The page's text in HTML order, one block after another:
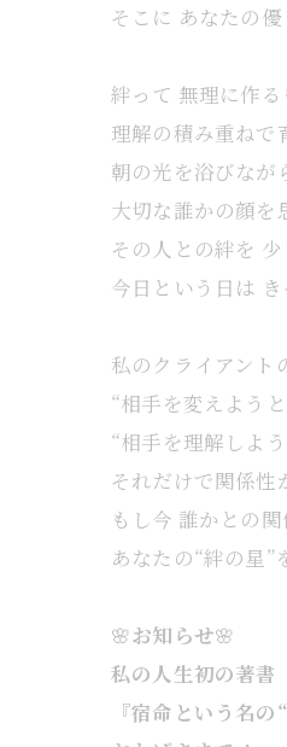
そこに あなたの優
絆って 無理に作る
理解の積み重ねで
朝の光を浴びなが
大切な誰かの顔を
その人との絆を
今日という日は き
私のクライアント
“相手を変えよう
“相手を理解しよ
それだけで関係性
もし今 誰かとの
あなたの“絆の星
🌸お知らせ🌸
私の人生初の著書
『宿命という名